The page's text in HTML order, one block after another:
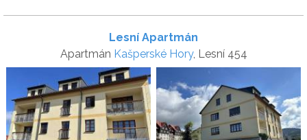
Lesní Apartmán
Apartmán Kašperské Hory, Lesní 454